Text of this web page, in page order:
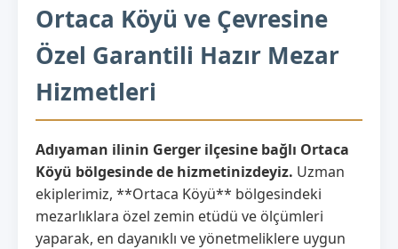
Ortaca Köyü ve Çevresine
Özel Garantili Hazır Mezar
Hizmetleri
Adıyaman ilinin Gerger ilçesine bağlı Ortaca
Köyü bölgesinde de hizmetinizdeyiz. Uzman
ekiplerimiz, **Ortaca Köyü** bölgesindeki
mezarlıklara özel zemin etüdü ve ölçümleri
yaparak, en dayanıklı ve yönetmeliklere uygun